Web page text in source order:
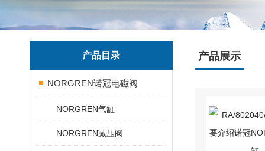
产品目录
NORGREN诺冠电磁阀
NORGREN气缸
NORGREN减压阀
产品展示